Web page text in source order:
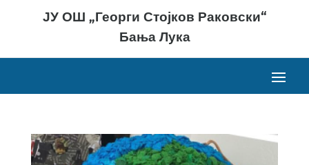
ЈУ ОШ „Георги Стојков Раковски“
Бања Лука